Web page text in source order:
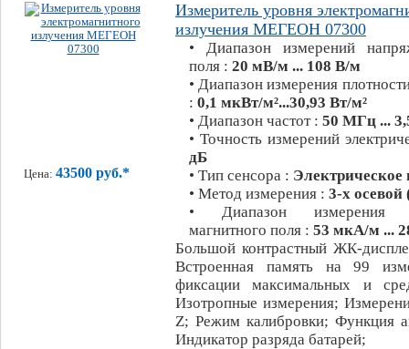
Цена: 43500 руб.*
Измеритель уровня
излучения МЕГЕОН 07300
• Диапазон измерений
поля : 20 мВ/м ... 108 В/м
• Диапазон измерения
: 0,1 мкВт/м²...30,93 Вт/м²
• Диапазон частот : 50 МГц ...
• Точность измерений
дБ
• Тип сенсора : Электрическое
• Метод измерения : 3-х
• Диапазон измерения
магнитного поля : 53 мкА/м ...
Большой контрастный ЖК-
Встроенная память на 99
фиксации максимальных и
Изотропные измерения;
Z; Режим калибровки; Функция
Индикатор разряда батарей;